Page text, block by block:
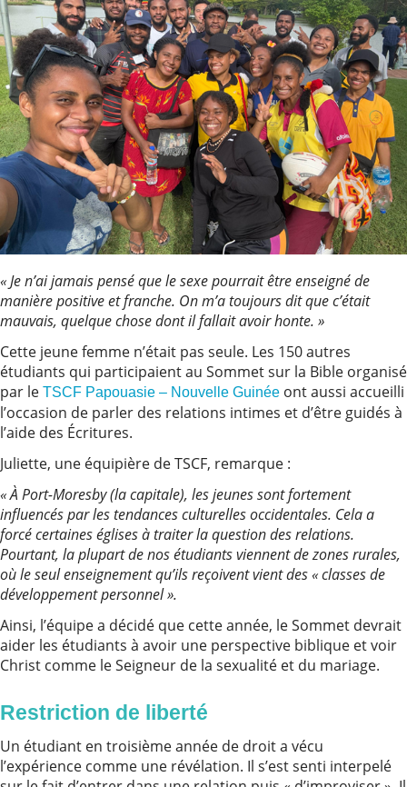
« Je n’ai jamais pensé que le sexe pourrait être enseigné de
manière positive et franche. On m’a toujours dit que c’était
mauvais, quelque chose dont il fallait avoir honte. »
Cette jeune femme n’était pas seule. Les 150 autres
étudiants qui participaient au Sommet sur la Bible organisé
par le TSCF Papouasie – Nouvelle Guinée ont aussi accueilli
l’occasion de parler des relations intimes et d’être guidés à
l’aide des Écritures.
Juliette, une équipière de TSCF, remarque :
« À Port-Moresby (la capitale), les jeunes sont fortement
influencés par les tendances culturelles occidentales. Cela a
forcé certaines églises à traiter la question des relations.
Pourtant, la plupart de nos étudiants viennent de zones rurales,
où le seul enseignement qu’ils reçoivent vient des « classes de
développement personnel ».
Ainsi, l’équipe a décidé que cette année, le Sommet devrait
aider les étudiants à avoir une perspective biblique et voir
Christ comme le Seigneur de la sexualité et du mariage.
Restriction de liberté
Un étudiant en troisième année de droit a vécu
l’expérience comme une révélation. Il s’est senti interpelé